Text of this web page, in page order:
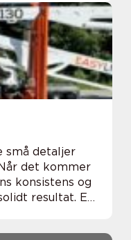
...
små detaljer
det kommer
konsistens og
resultat. En